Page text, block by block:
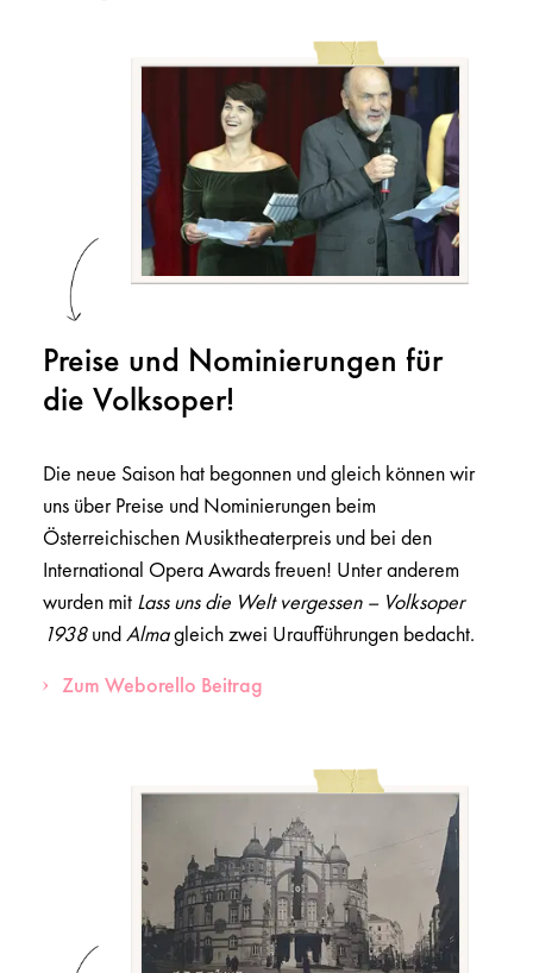
Preise und Nominierungen für
die Volksoper!
Die neue Saison hat begonnen und gleich können wir
uns über Preise und Nominierungen beim
Österreichischen Musiktheaterpreis und bei den
International Opera Awards freuen! Unter anderem
wurden mit Lass uns die Welt vergessen – Volksoper
1938undAlmagleich zwei Uraufführungen bedacht.
Zum Weborello Beitrag